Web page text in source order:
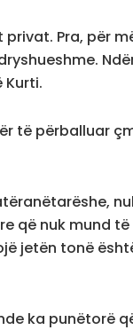
Pra, për
Kurti.
të përballuar
që nuk mund
jetën tonë
ka punëtorë